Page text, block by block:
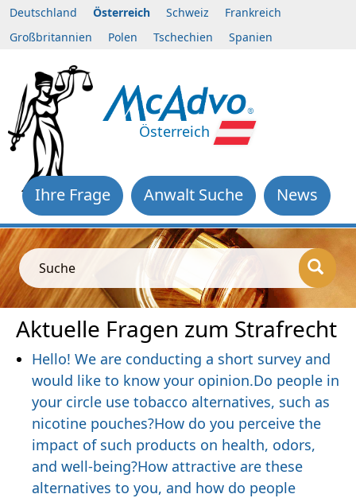
Deutschland Österreich Schweiz
Frankreich
Großbritannien
Polen Tschechien Spanien
Österreich
News
Anwalt Suche
Ihre Frage
Suche
Aktuelle Fragen zum Strafrecht
Hello! We are conducting a short survey and
would like to know your opinion.Do people in
your circle use tobacco alternatives, such as
nicotine pouches?How do you perceive the
impact of such products on health, odors,
and well-being?How attractive are these
alternatives to you, and how do people